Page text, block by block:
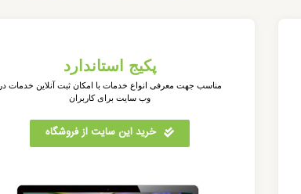
پکیج استاندارد
مناسب جهت معرفی انواع خدمات با امکان ثبت آنلاین خدمات در
وب سایت برای کاربران
خرید این سایت از فروشگاه